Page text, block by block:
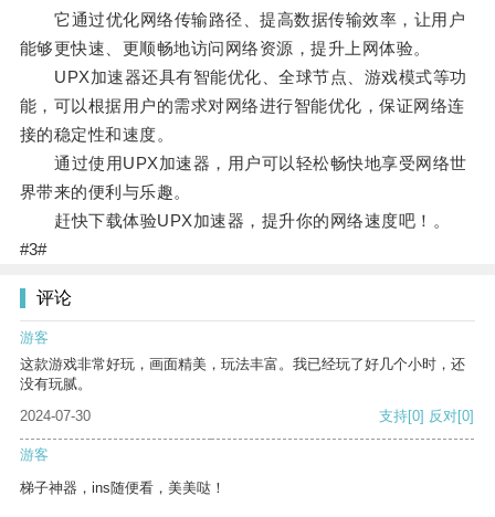
它通过优化网络传输路径、提高数据传输效率，让用户
能够更快速、更顺畅地访问网络资源，提升上网体验。
UPX加速器还具有智能优化、全球节点、游戏模式等功
能，可以根据用户的需求对网络进行智能优化，保证网络连
接的稳定性和速度。
通过使用UPX加速器，用户可以轻松畅快地享受网络世
界带来的便利与乐趣。
赶快下载体验UPX加速器，提升你的网络速度吧！。
#3#
评论
游客
这款游戏非常好玩，画面精美，玩法丰富。我已经玩了好几个小时，还
没有玩腻。
2024-07-30
支持[0] 反对[0]
游客
梯子神器，ins随便看，美美哒！